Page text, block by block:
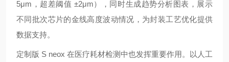
5μm，超差阈值 ±2μm），同时生成趋势分析图表，展示
不同批次芯片的金线高度波动情况，为封装工艺优化提供
数据支持。
定制版 S neox 在医疗耗材检测中也发挥重要作用。以人工